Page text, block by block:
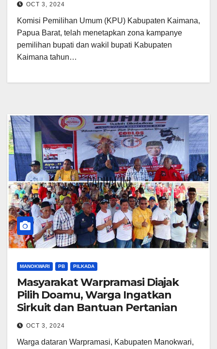
OCT 3, 2024
Komisi Pemilihan Umum (KPU) Kabupaten Kaimana,
Papua Barat, telah menetapkan zona kampanye
pemilihan bupati dan wakil bupati Kabupaten
Kaimana tahun…
MANOKWARI PB PILKADA
Masyarakat Warpramasi Diajak
Pilih Doamu, Warga Ingatkan
Sirkuit dan Bantuan Pertanian
OCT 3, 2024
Warga dataran Warpramasi, Kabupaten Manokwari,